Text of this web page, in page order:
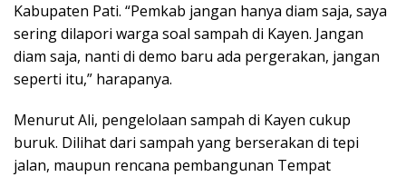
Kabupaten Pati. “Pemkab jangan hanya diam saja, saya
sering dilapori warga soal sampah di Kayen. Jangan
diam saja, nanti di demo baru ada pergerakan, jangan
seperti itu,” harapanya.
Menurut Ali, pengelolaan sampah di Kayen cukup
buruk. Dilihat dari sampah yang berserakan di tepi
jalan, maupun rencana pembangunan Tempat